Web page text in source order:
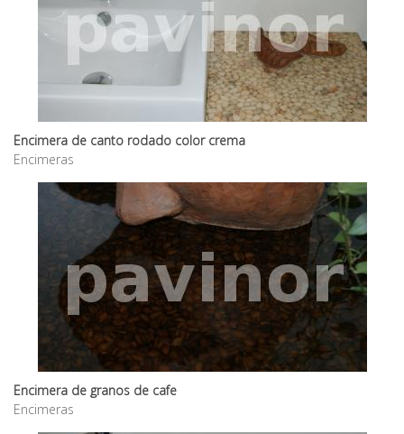
Encimera de canto rodado color crema
Encimeras
Encimera de granos de cafe
Encimeras